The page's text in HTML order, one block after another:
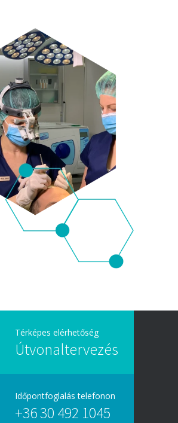
Térképes elérhetőség
Útvonaltervezés
Időpontfoglalás telefonon
+36 30 492 1045